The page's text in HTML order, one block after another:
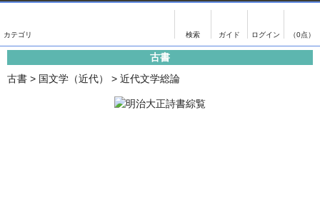
（0点）
影印資料
書誌学・目録
画像がある商品のみ検索
古書
古書 > 国文学（近代） > 近代文学総論